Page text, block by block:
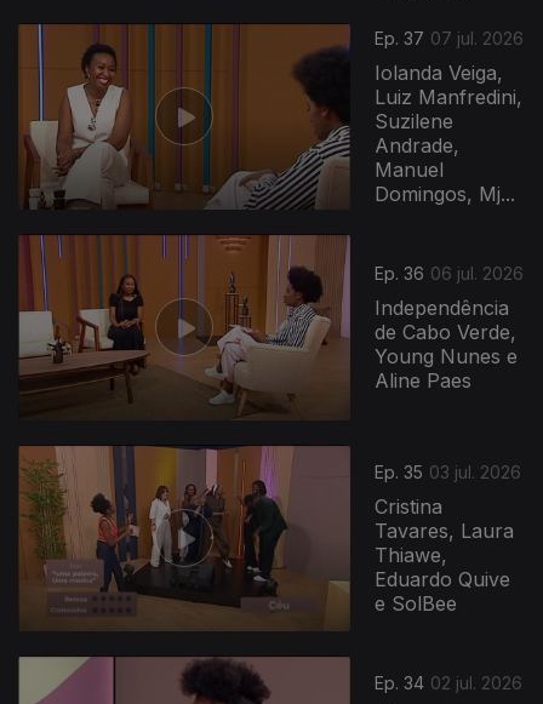
Ep. 37 07 jul. 2026
Iolanda Veiga,
Luiz Manfredini,
Suzilene
Andrade,
Manuel
Domingos, Mj...
Ep. 36 06 jul. 2026
Independência
de Cabo Verde,
Young Nunes e
Aline Paes
Ep. 35 03 jul. 2026
Cristina
Tavares, Laura
Thiawe,
Eduardo Quive
e SolBee
Ep. 34 02 jul. 2026